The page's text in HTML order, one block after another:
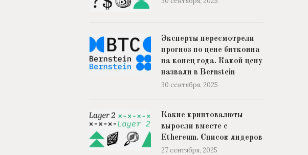
Эксперты пересмотрели
прогноз по цене биткоина
на конец года. Какой цену
назвали в Bernstein
30 сентября, 2025
Какие криптовалюты
выросли вместе с
Ethereum. Список лидеров
27 сентября, 2025